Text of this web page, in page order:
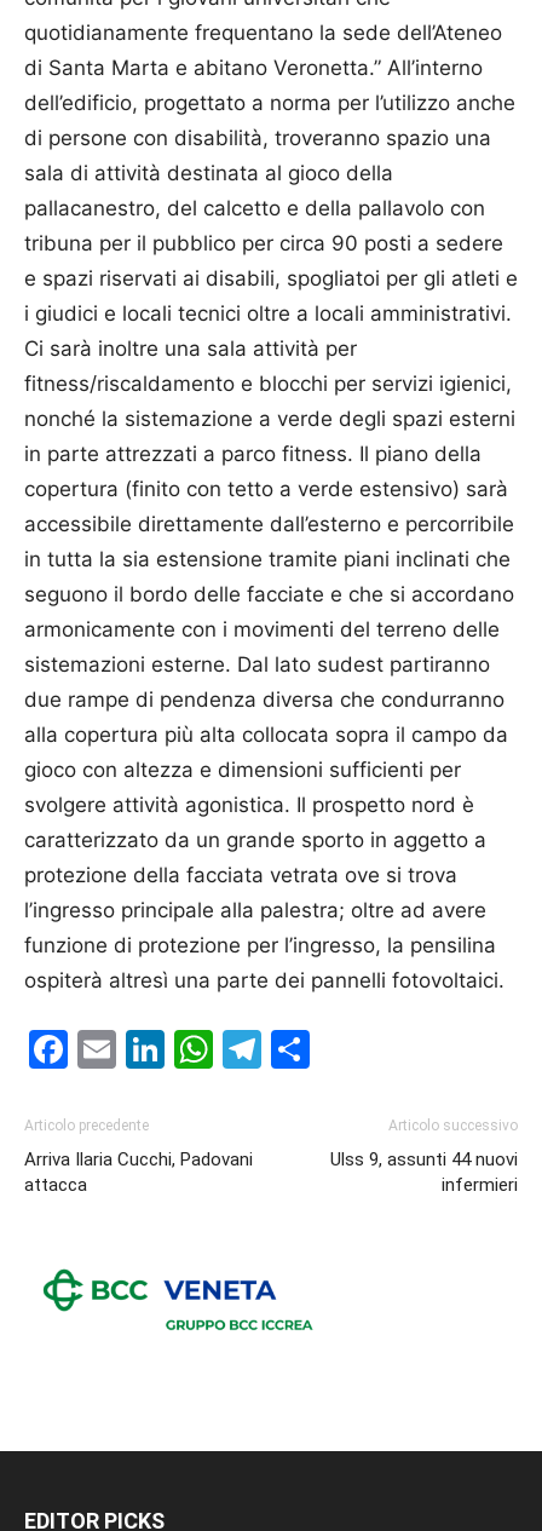
quotidianamente frequentano la sede dell’Ateneo
di Santa Marta e abitano Veronetta.” All’interno
dell’edificio, progettato a norma per l’utilizzo anche
di persone con disabilità, troveranno spazio una
sala di attività destinata al gioco della
pallacanestro, del calcetto e della pallavolo con
tribuna per il pubblico per circa 90 posti a sedere
e spazi riservati ai disabili, spogliatoi per gli atleti e
i giudici e locali tecnici oltre a locali amministrativi.
Ci sarà inoltre una sala attività per
fitness/riscaldamento e blocchi per servizi igienici,
nonché la sistemazione a verde degli spazi esterni
in parte attrezzati a parco fitness. Il piano della
copertura (finito con tetto a verde estensivo) sarà
accessibile direttamente dall’esterno e percorribile
in tutta la sia estensione tramite piani inclinati che
seguono il bordo delle facciate e che si accordano
armonicamente con i movimenti del terreno delle
sistemazioni esterne. Dal lato sudest partiranno
due rampe di pendenza diversa che condurranno
alla copertura più alta collocata sopra il campo da
gioco con altezza e dimensioni sufficienti per
svolgere attività agonistica. Il prospetto nord è
caratterizzato da un grande sporto in aggetto a
protezione della facciata vetrata ove si trova
l’ingresso principale alla palestra; oltre ad avere
funzione di protezione per l’ingresso, la pensilina
ospiterà altresì una parte dei pannelli fotovoltaici.
Facebook
EmailLinkedIn
WhatsApp
Telegram
Articolo precedente
Arriva Ilaria Cucchi, Padovani
attacca
Articolo successivo
Ulss 9, assunti 44 nuovi
infermieri
EDITOR PICKS